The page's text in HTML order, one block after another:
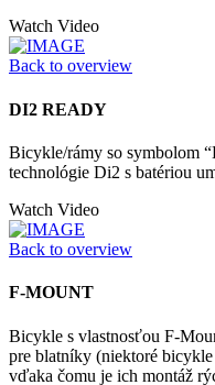
Watch Video
Back to overview
DI2 READY
Bicykle/rámy so symbolom
technológie Di2 s batériou
Watch Video
Back to overview
F-MOUNT
Bicykle s vlastnosťou F-
pre blatníky (niektoré
vďaka čomu je ich montáž